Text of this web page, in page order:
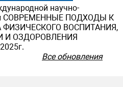
научно-
СОВРЕМЕННЫЕ ПОДХОДЫ К
ВОСПИТАНИЯ,
И ОЗДОРОВЛЕНИЯ
Все обновления